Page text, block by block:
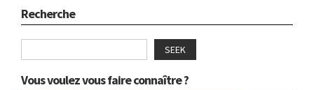
Recherche
SEEK
Vous voulez vous faire connaître ?